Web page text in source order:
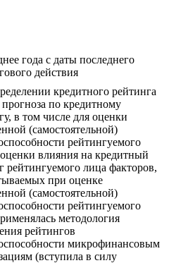
года с даты последнего
действия
кредитного рейтинга
по кредитному
в том числе для оценки
(самостоятельной)
рейтингуемого
влияния на кредитный
рейтингуемого лица факторов,
при оценке
(самостоятельной)
рейтингуемого
методология
рейтингов
микрофинансовым
(вступила в силу